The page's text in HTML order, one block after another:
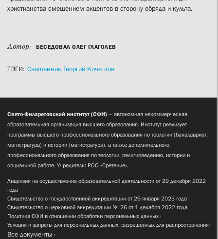
христианства смещением акцентов в сторону обряда и культа.
Автор: БЕСЕДОВАЛ ОЛЕГ ГЛАГОЛЕВ
ТЭГИ: Священник Георгий Кочетков
Свято-Филаретовский институт (СФИ) — автономная некоммерческая
образовательная организация высшего образования. Институт реализует
программы высшего профессионального образования по теологии (бакалавриат,
магистратура) и истории (магистратура), а также дополнительного
профессионального образования по теологии, религиоведению, истории и
социальной работе. Учредитель: РОО «Сретение».
Лицензия на осуществление образовательной деятельности от 29 декабря 2022
года
Свидетельство о государственной аккредитации от 26 января 2023 года
Свидетельство о церковной аккредитации № 26 от 1 декабря 2022 года
Политика СФИ в отношении обработки персональных данных
Условия и запреты для персональных данных, разрешенных для распространения
Все документы